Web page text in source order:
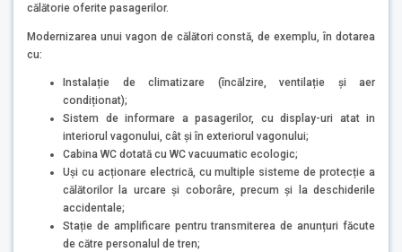
călătorie oferite pasagerilor.
Modernizarea unui vagon de călători constă, de exemplu, în dotarea
cu:
Instalație de climatizare (încălzire, ventilație și aer
condiționat);
Sistem de informare a pasagerilor, cu display-uri atat in
interiorul vagonului, cât și în exteriorul vagonului;
Cabina WC dotată cu WC vacuumatic ecologic;
Uși cu acționare electrică, cu multiple sisteme de protecție a
călătorilor la urcare și coborâre, precum și la deschiderile
accidentale;
Stație de amplificare pentru transmiterea de anunțuri făcute
de către personalul de tren;